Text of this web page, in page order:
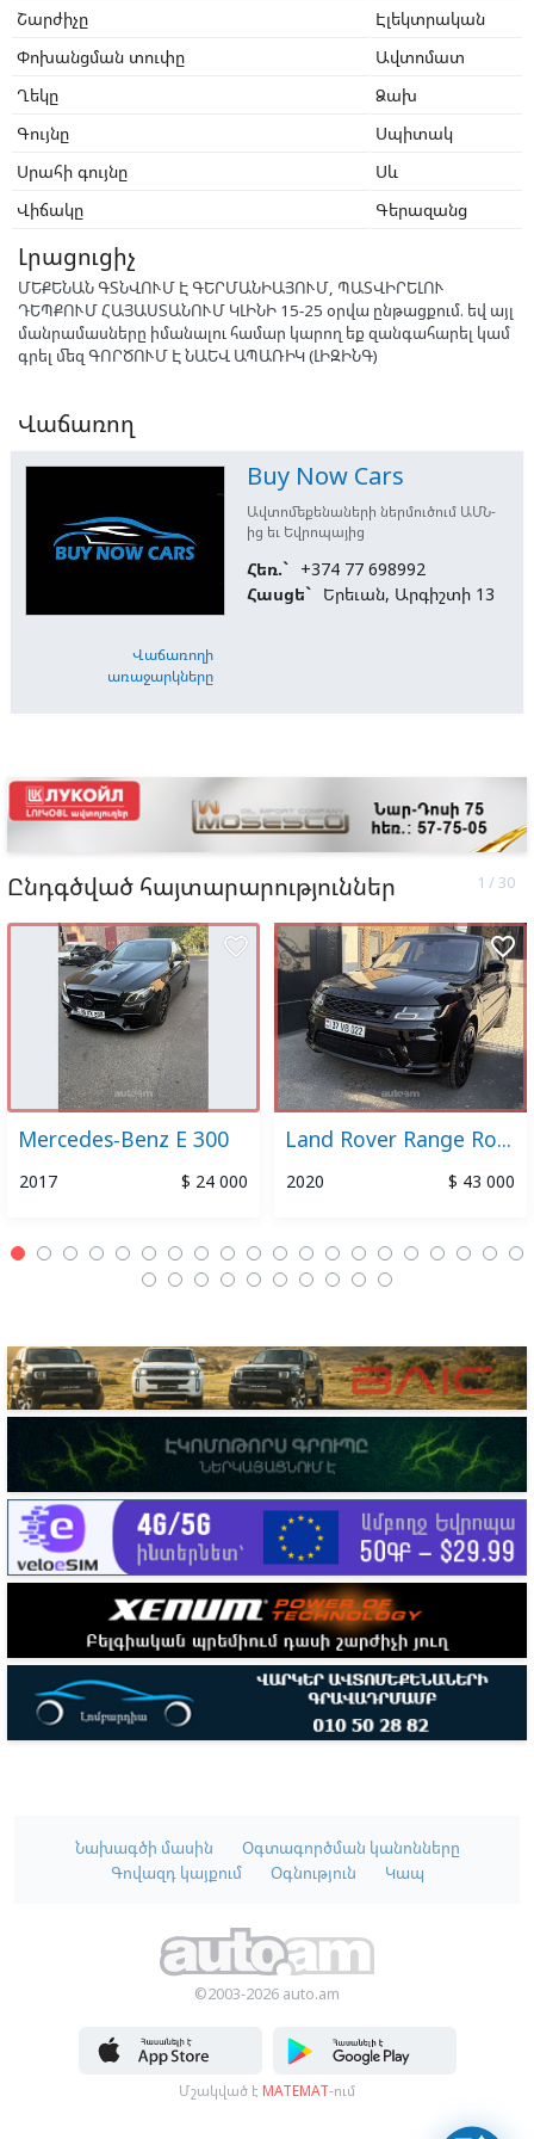
Շարժիչը
Էլեկտրական
Փոխանցման տուփը
Ավտոմատ
Ղեկը
Ձախ
Գույնը
Սպիտակ
Սրահի գույնը
Սև
Վիճակը
Գերազանց
Լրացուցիչ
ՄԵՔԵՆԱՆ ԳՏՆՎՈՒՄ Է ԳԵՐՄԱՆԻԱՅՈՒՄ, ՊԱՏՎԻՐԵԼՈՒ
ԴԵՊՔՈՒՄ ՀԱՅԱՍՏԱՆՈՒՄ ԿԼԻՆԻ 15-25 օրվա ընթացքում. եվ այլ
մանրամասները իմանալու համար կարող եք զանգահարել կամ
գրել մեզ ԳՈՐԾՈՒՄ Է ՆԱԵՎ ԱՊԱՌԻԿ (ԼԻԶԻՆԳ)
Վաճառող
Վաճառողի
առաջարկները
Buy Now Cars
Ավտոմեքենաների ներմուծում ԱՄՆ-
ից եւ Եվրոպայից
Հեռ.` +374 77 698992
Հասցե` Երեւան, Արգիշտի 13
Ընդգծված հայտարարություններ
Mercedes-Benz E 300
2017 $ 24 000
favorite_border
Land Rover Range Rover Sport
2020 $ 43 000
favorite_border
Նախագծի մասին
Օգտագործման կանոնները
Գովազդ կայքում
Օգնություն Կապ
©2003-2026 auto.am
Մշակված է MATEMAT-ում